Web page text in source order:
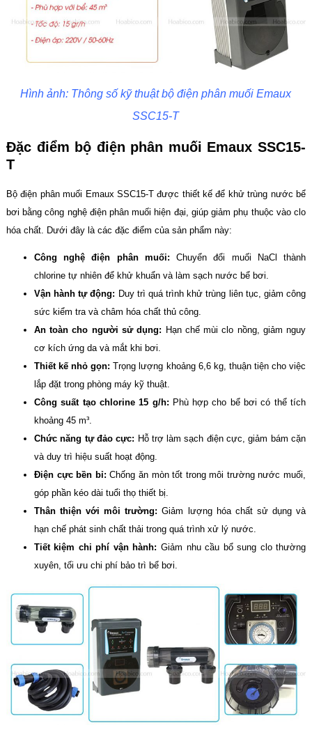
Hình ảnh: Thông số kỹ thuật bộ điện phân muối Emaux
SSC15-T
Đặc điểm bộ điện phân muối Emaux SSC15-
T
Bộ điện phân muối Emaux SSC15-T được thiết kế để khử trùng nước bể
bơi bằng công nghệ điện phân muối hiện đại, giúp giảm phụ thuộc vào clo
hóa chất. Dưới đây là các đặc điểm của sản phẩm này:
Công nghệ điện phân muối: Chuyển đổi muối NaCl thành
chlorine tự nhiên để khử khuẩn và làm sạch nước bể bơi.
Vận hành tự động: Duy trì quá trình khử trùng liên tục, giảm công
sức kiểm tra và châm hóa chất thủ công.
An toàn cho người sử dụng: Hạn chế mùi clo nồng, giảm nguy
cơ kích ứng da và mắt khi bơi.
Thiết kế nhỏ gọn: Trọng lượng khoảng 6,6 kg, thuận tiện cho việc
lắp đặt trong phòng máy kỹ thuật.
Công suất tạo chlorine 15 g/h: Phù hợp cho bể bơi có thể tích
khoảng 45 m³.
Chức năng tự đảo cực: Hỗ trợ làm sạch điện cực, giảm bám cặn
và duy trì hiệu suất hoạt động.
Điện cực bền bỉ: Chống ăn mòn tốt trong môi trường nước muối,
góp phần kéo dài tuổi thọ thiết bị.
Thân thiện với môi trường: Giảm lượng hóa chất sử dụng và
hạn chế phát sinh chất thải trong quá trình xử lý nước.
Tiết kiệm chi phí vận hành: Giảm nhu cầu bổ sung clo thường
xuyên, tối ưu chi phí bảo trì bể bơi.